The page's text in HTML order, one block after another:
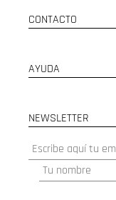
CONTACTO
AYUDA
NEWSLETTER